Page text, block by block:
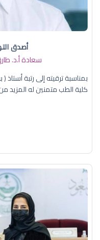
أصدق
سعادة أ.د.
بمناسبة ترقيته إلى رتبة
كلية الطب متمنين له المزيد